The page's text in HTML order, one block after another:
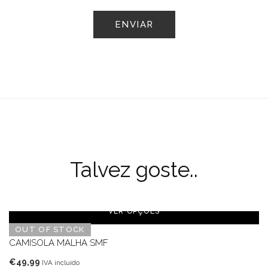
Talvez goste..
OUT OF STOCK
VER OPÇÕES
CAMISOLA MALHA SMF
€49,99 IVA incluído